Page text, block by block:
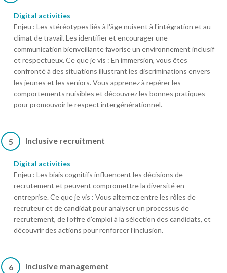
Digital activities
Enjeu : Les stéréotypes liés à l'âge nuisent à l'intégration et au
climat de travail. Les identifier et encourager une
communication bienveillante favorise un environnement inclusif
et respectueux. Ce que je vis : En immersion, vous êtes
confronté à des situations illustrant les discriminations envers
les jeunes et les seniors. Vous apprenez à repérer les
comportements nuisibles et découvrez les bonnes pratiques
pour promouvoir le respect intergénérationnel.
5 Inclusive recruitment
Digital activities
Enjeu : Les biais cognitifs influencent les décisions de
recrutement et peuvent compromettre la diversité en
entreprise. Ce que je vis : Vous alternez entre les rôles de
recruteur et de candidat pour analyser un processus de
recrutement, de l’offre d’emploi à la sélection des candidats, et
découvrir des actions pour renforcer l’inclusion.
6 Inclusive management